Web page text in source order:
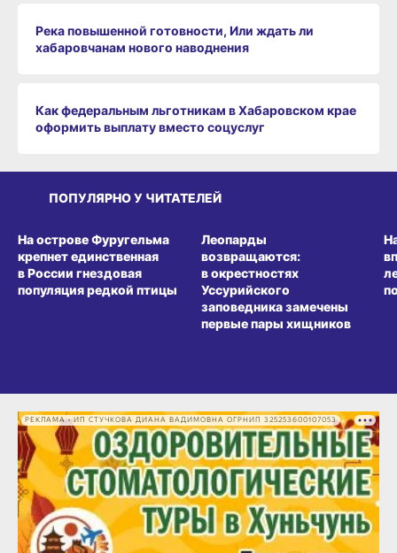
Река повышенной готовности, Или ждать ли
хабаровчанам нового наводнения
Как федеральным льготникам в Хабаровском крае
оформить выплату вместо соцуслуг
ПОПУЛЯРНО У ЧИТАТЕЛЕЙ
На острове Фуругельма
крепнет единственная
в России гнездовая
популяция редкой птицы
Леопарды
возвращаются:
в окрестностях
Уссурийского
заповедника замечены
первые пары хищников
РЕКЛАМА • ИП СТУЧКОВА ДИАНА ВАДИМОВНА ОГРНИП 325253600107053